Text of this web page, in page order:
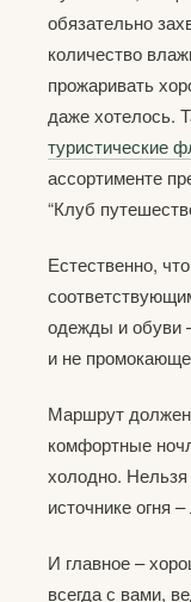
обязательно
количество
прожаривать
даже хотелось.
туристические
ассортименте
“Клуб
Естественно,
одежды и обуви
и не
Маршрут должен
комфортные
холодно.
источнике огня
И главное –
всегда с вами,